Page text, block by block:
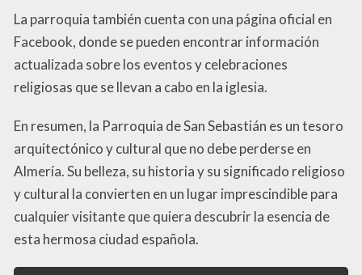
La parroquia también cuenta con una página oficial en
Facebook, donde se pueden encontrar información
actualizada sobre los eventos y celebraciones
religiosas que se llevan a cabo en la iglesia.
En resumen, la Parroquia de San Sebastián es un tesoro
arquitectónico y cultural que no debe perderse en
Almería. Su belleza, su historia y su significado religioso
y cultural la convierten en un lugar imprescindible para
cualquier visitante que quiera descubrir la esencia de
esta hermosa ciudad española.